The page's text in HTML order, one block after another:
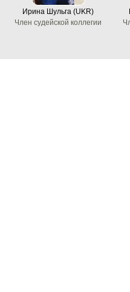
Ирина Шульга (UKR)
Член судейской коллегии